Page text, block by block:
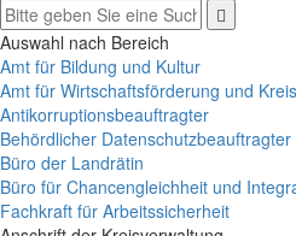
Auswahl nach Bereich
Amt für Bildung und Kultur
Amt für Wirtschaftsförderung und
Antikorruptionsbeauftragter
Behördlicher Datenschutzbeauftragter
Büro der Landrätin
Büro für Chancengleichheit und
Fachkraft für Arbeitssicherheit